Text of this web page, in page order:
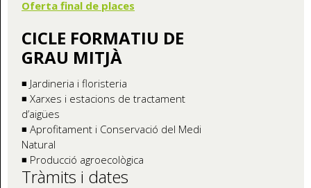
Oferta final de places
CICLE FORMATIU DE
GRAU MITJÀ
◾ Jardineria i floristeria
◾ Xarxes i estacions de tractament
d’aigües
◾ Aprofitament i Conservació del Medi
Natural
◾ Producció agroecològica
Tràmits i dates